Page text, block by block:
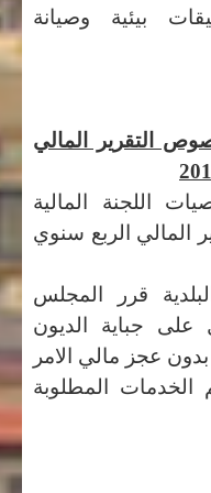
بيئية وصيانة
التقرير المالي
اللجنة المالية
المالي الربع سنوي
قرر المجلس
على جباية الديون
عجز مالي الامر
الخدمات المطلوبة